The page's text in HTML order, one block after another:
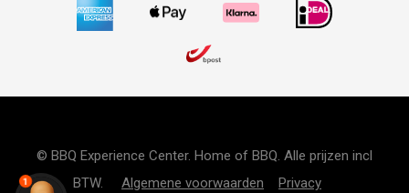
© BBQ Experience Center. Home of BBQ. Alle prijzen incl
BTW. Algemene voorwaarden
Privacy
1